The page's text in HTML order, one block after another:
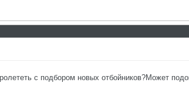
с подбором новых отбойников?Может